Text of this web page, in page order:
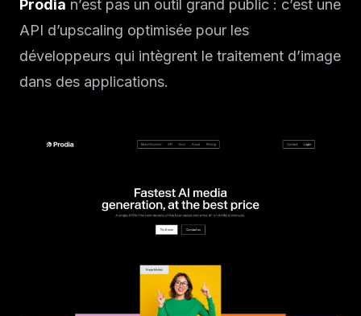
Prodia n’est pas un outil grand public : c’est une
API d’upscaling optimisée pour les
développeurs qui intègrent le traitement d’image
dans des applications.